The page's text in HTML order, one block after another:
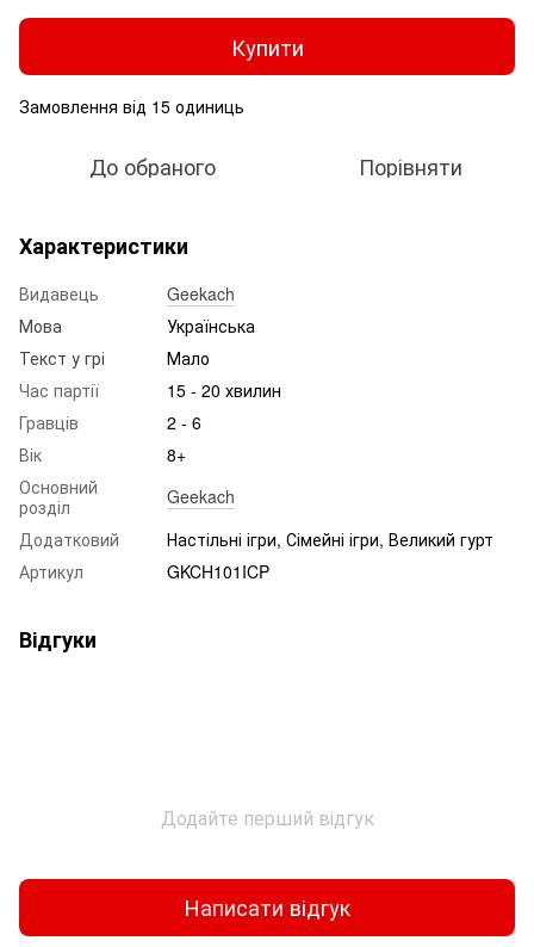
Купити
Замовлення від 15 одиниць
До обраного Порівняти
Характеристики
Видавець
Geekach
Мова
Українська
Текст у грі
Мало
Час партії
15 - 20 хвилин
Гравців
2 - 6
Вік
8+
Основний
розділ
Geekach
Додатковий
Настільні ігри, Сімейні ігри, Великий гурт
Артикул
GKCH101ICP
Відгуки
Додайте перший відгук
Написати відгук